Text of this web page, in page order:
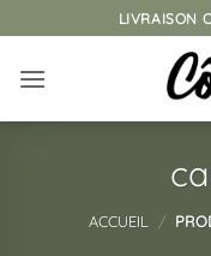
au
contenu
LIVRAISON
ACCUEIL /